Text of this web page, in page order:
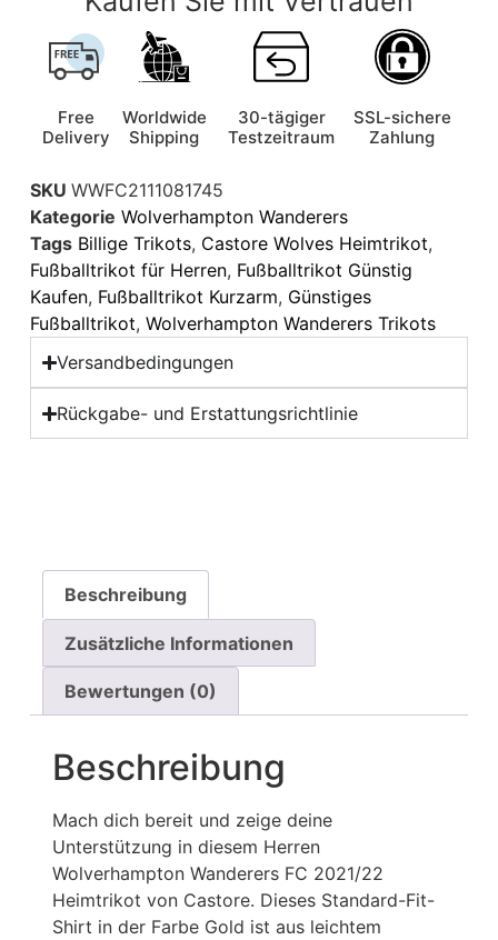
Free
Delivery
Worldwide
Shipping
30-tägiger
Testzeitraum
SSL-sichere
Zahlung
SKU WWFC2111081745
Kategorie Wolverhampton Wanderers
Tags Billige Trikots, Castore Wolves Heimtrikot,
Fußballtrikot für Herren, Fußballtrikot Günstig
Kaufen, Fußballtrikot Kurzarm, Günstiges
Fußballtrikot, Wolverhampton Wanderers Trikots
Versandbedingungen
Rückgabe- und Erstattungsrichtlinie
Beschreibung
Zusätzliche Informationen
Bewertungen (0)
Beschreibung
Mach dich bereit und zeige deine
Unterstützung in diesem Herren
Wolverhampton Wanderers FC 2021/22
Heimtrikot von Castore. Dieses Standard-Fit-
Shirt in der Farbe Gold ist aus leichtem